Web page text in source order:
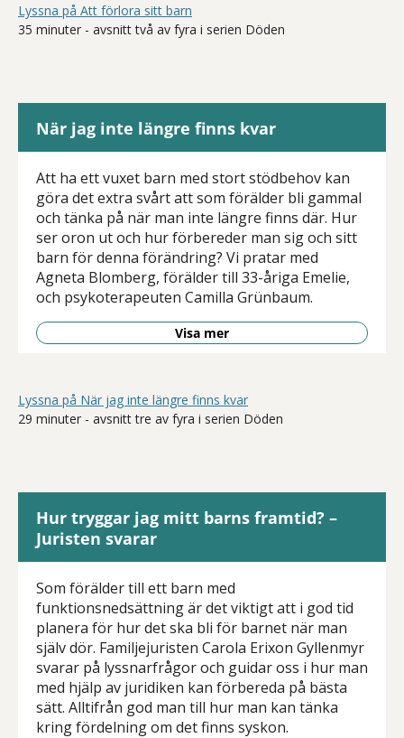
Lyssna på Att förlora sitt barn
35 minuter - avsnitt två av fyra i serien Döden
När jag inte längre finns kvar
Att ha ett vuxet barn med stort stödbehov kan
göra det extra svårt att som förälder bli gammal
och tänka på när man inte längre finns där. Hur
ser oron ut och hur förbereder man sig och sitt
barn för denna förändring? Vi pratar med
Agneta Blomberg, förälder till 33-åriga Emelie,
och psykoterapeuten Camilla Grünbaum.
Visa mer
Lyssna på När jag inte längre finns kvar
29 minuter - avsnitt tre av fyra i serien Döden
Hur tryggar jag mitt barns framtid? –
Juristen svarar
Som förälder till ett barn med
funktionsnedsättning är det viktigt att i god tid
planera för hur det ska bli för barnet när man
själv dör. Familjejuristen Carola Erixon Gyllenmyr
svarar på lyssnarfrågor och guidar oss i hur man
med hjälp av juridiken kan förbereda på bästa
sätt. Alltifrån god man till hur man kan tänka
kring fördelning om det finns syskon.